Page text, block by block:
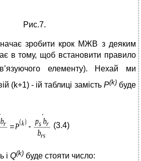
Рис.7.
зробити крок МЖВ з деяким
в тому, щоб встановити правило
елементу). Нехай ми
(k+1) - ій таблиці замість P(k)буде
(3.4)
i Q(k) буде стояти число: